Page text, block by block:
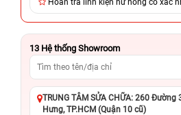
Hoàn trả linh kiện hư hỏng có xác
13 Hệ thống Showroom
TRUNG TÂM SỬA CHỮA: 260
Hưng, TP.HCM (Quận 10 cũ)